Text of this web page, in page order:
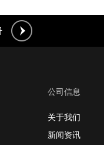
公司信息
关于我们
新闻资讯